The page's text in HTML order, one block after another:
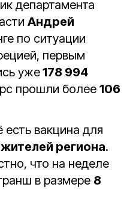
департамента
Андрей
по ситуации
первым
уже178 994
прошли более 106
вакцина для
региона.
что на неделе
в размере 8